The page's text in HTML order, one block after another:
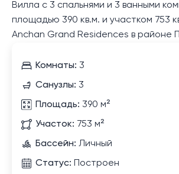
Вилла с 3 спальнями и 3 ванными
площадью 390 кв.м. и участком 753
Anchan Grand Residences в районе
Комнаты: 3
Санузлы: 3
Площадь: 390 м²
Участок: 753 м²
Бассейн: Личный
Статус: Построен